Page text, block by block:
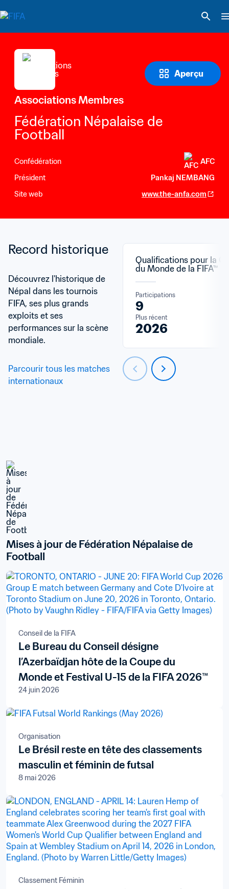
Aperçu
Associations Membres
Fédération Népalaise de
Football
Confédération
AFC
Président
Pankaj NEMBANG
Site web
www.the-anfa.com
Record historique
Découvrez l'historique de
Népal dans les tournois
FIFA, ses plus grands
exploits et ses
performances sur la scène
mondiale.
Parcourir tous les matches
internationaux
Qualifications pour la
du Monde de la FIFA™
Participations
9
Plus récent
2026
Mises à jour de Fédération Népalaise de
Football
Conseil de la FIFA
Le Bureau du Conseil désigne
l’Azerbaïdjan hôte de la Coupe du
Monde et Festival U-15 de la FIFA 2026™
24 juin 2026
Organisation
Le Brésil reste en tête des classements
masculin et féminin de futsal
8 mai 2026
Classement Féminin